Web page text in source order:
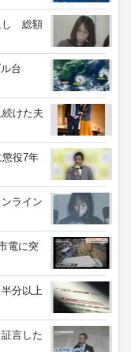
し 総額
台
けた夫
役7年
ライン
電に突
分以上
証言した